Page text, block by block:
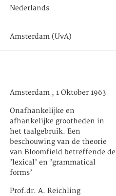
Nederlands
Amsterdam (UvA)
Amsterdam , 1 Oktober 1963
Onafhankelijke en
afhankelijke grootheden in
het taalgebruik. Een
beschouwing van de theorie
van Bloomfield betreffende de
’lexical’ en ’grammatical
forms’
Prof.dr. A. Reichling